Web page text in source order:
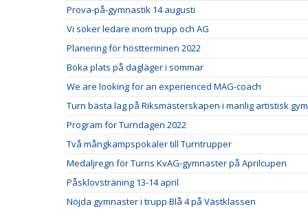
Prova-på-gymnastik 14 augusti
Vi söker ledare inom trupp och AG
Planering för höstterminen 2022
Boka plats på dagläger i sommar
We are looking for an experienced MAG-coach
Turn bästa lag på Riksmästerskapen i manlig artistisk
Program för Turndagen 2022
Två mångkampspokaler till Turntrupper
Medaljregn för Turns KvAG-gymnaster på Aprilcupen
Påsklovsträning 13-14 april
Nöjda gymnaster i trupp Blå 4 på Västklassen